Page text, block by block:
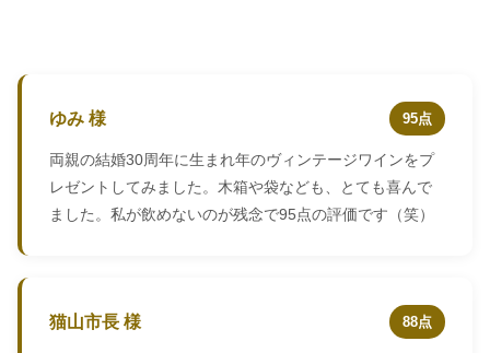
ゆみ 様 95点
両親の結婚30周年に生まれ年のヴィンテージワインをプ
レゼントしてみました。木箱や袋なども、とても喜んで
ました。私が飲めないのが残念で95点の評価です（笑）
猫山市長 様 88点